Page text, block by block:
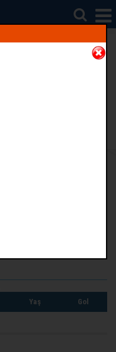
Yaş Gol